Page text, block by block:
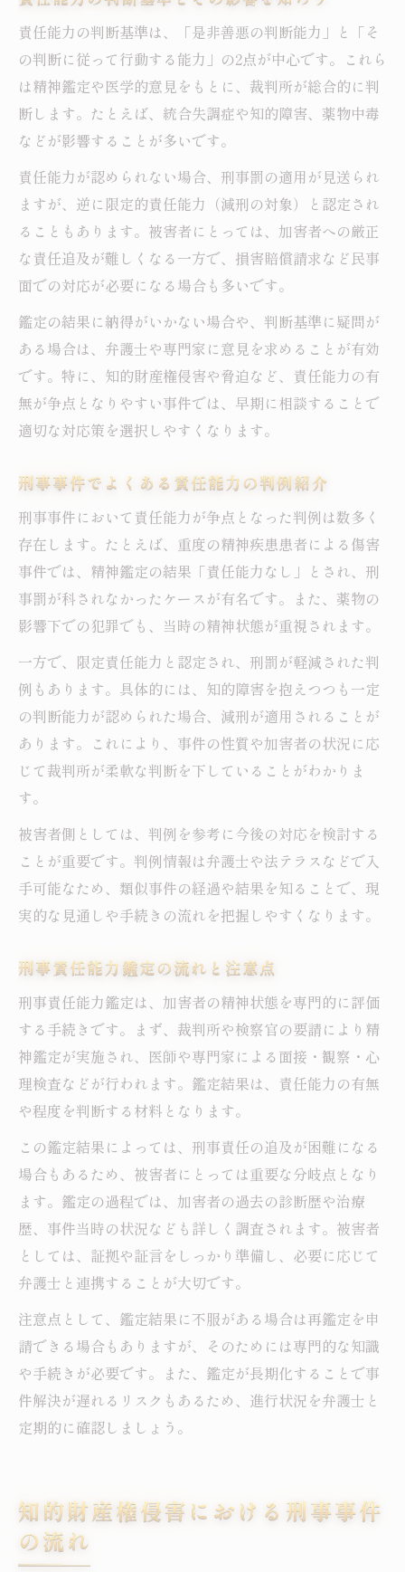
責任能力の判断基準は、「是非善悪の判断能力」と「そ
の判断に従って行動する能力」の2点が中心です。これら
は精神鑑定や医学的意見をもとに、裁判所が総合的に判
断します。たとえば、統合失調症や知的障害、薬物中毒
などが影響することが多いです。
責任能力が認められない場合、刑事罰の適用が見送られ
ますが、逆に限定的責任能力（減刑の対象）と認定され
ることもあります。被害者にとっては、加害者への厳正
な責任追及が難しくなる一方で、損害賠償請求など民事
面での対応が必要になる場合も多いです。
鑑定の結果に納得がいかない場合や、判断基準に疑問が
ある場合は、弁護士や専門家に意見を求めることが有効
です。特に、知的財産権侵害や脅迫など、責任能力の有
無が争点となりやすい事件では、早期に相談することで
適切な対応策を選択しやすくなります。
刑事事件でよくある責任能力の判例紹介
刑事事件において責任能力が争点となった判例は数多く
存在します。たとえば、重度の精神疾患患者による傷害
事件では、精神鑑定の結果「責任能力なし」とされ、刑
事罰が科されなかったケースが有名です。また、薬物の
影響下での犯罪でも、当時の精神状態が重視されます。
一方で、限定責任能力と認定され、刑罰が軽減された判
例もあります。具体的には、知的障害を抱えつつも一定
の判断能力が認められた場合、減刑が適用されることが
あります。これにより、事件の性質や加害者の状況に応
じて裁判所が柔軟な判断を下していることがわかりま
す。
被害者側としては、判例を参考に今後の対応を検討する
ことが重要です。判例情報は弁護士や法テラスなどで入
手可能なため、類似事件の経過や結果を知ることで、現
実的な見通しや手続きの流れを把握しやすくなります。
刑事責任能力鑑定の流れと注意点
刑事責任能力鑑定は、加害者の精神状態を専門的に評価
する手続きです。まず、裁判所や検察官の要請により精
神鑑定が実施され、医師や専門家による面接・観察・心
理検査などが行われます。鑑定結果は、責任能力の有無
や程度を判断する材料となります。
この鑑定結果によっては、刑事責任の追及が困難になる
場合もあるため、被害者にとっては重要な分岐点となり
ます。鑑定の過程では、加害者の過去の診断歴や治療
歴、事件当時の状況なども詳しく調査されます。被害者
としては、証拠や証言をしっかり準備し、必要に応じて
弁護士と連携することが大切です。
注意点として、鑑定結果に不服がある場合は再鑑定を申
請できる場合もありますが、そのためには専門的な知識
や手続きが必要です。また、鑑定が長期化することで事
件解決が遅れるリスクもあるため、進行状況を弁護士と
定期的に確認しましょう。
知的財産権侵害における刑事事件
の流れ